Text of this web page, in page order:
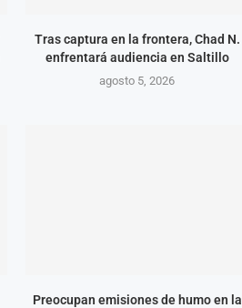
Tras captura en la frontera, Chad N.
enfrentará audiencia en Saltillo
agosto 5, 2026
Preocupan emisiones de humo en la